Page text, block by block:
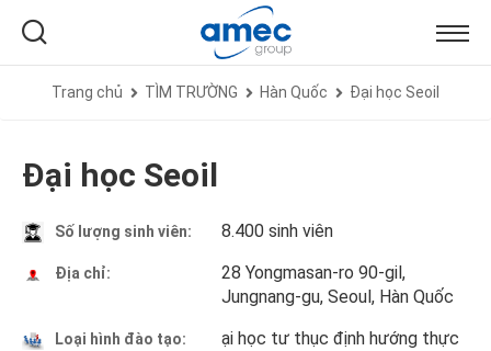
Trang chủ TÌM TRƯỜNG Hàn Quốc Đại học Seoil
Đại học Seoil
Số lượng sinh viên: 8.400 sinh viên
Địa chỉ:
28 Yongmasan-ro 90-gil,
Jungnang-gu, Seoul, Hàn Quốc
Loại hình đào tạo:
ại học tư thục định hướng thực